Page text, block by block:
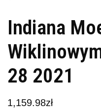
Indiana
28 2021
1,159.98zł